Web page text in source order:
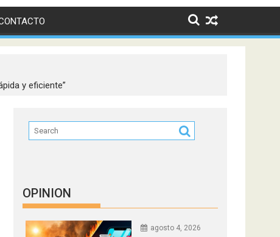
y eficiente”
OPINION
agosto 4, 2026